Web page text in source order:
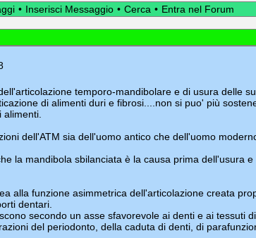
• Inserisci Messaggio • Cerca • Entra nel Forum
temporo-mandibolare e di usura delle
di alimenti duri e fibrosi....non si puo' più
dell'ATM sia dell'uomo antico che dell'uomo
la mandibola sbilanciata è la causa prima dell'usura
alla funzione asimmetrica dell'articolazione creata
dentari.
secondo un asse sfavorevole ai denti e ai tessuti
del periodonto, della caduta di denti, di